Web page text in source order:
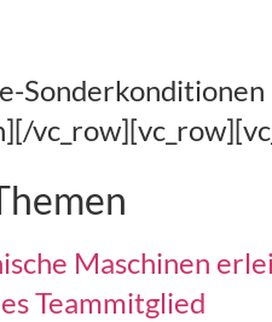
Sonderkonditionen
Maschinen
Teammitglied